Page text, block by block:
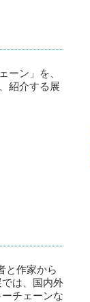
ーン」を、
紹介する展
と作家から
は、国内外
チェーンな